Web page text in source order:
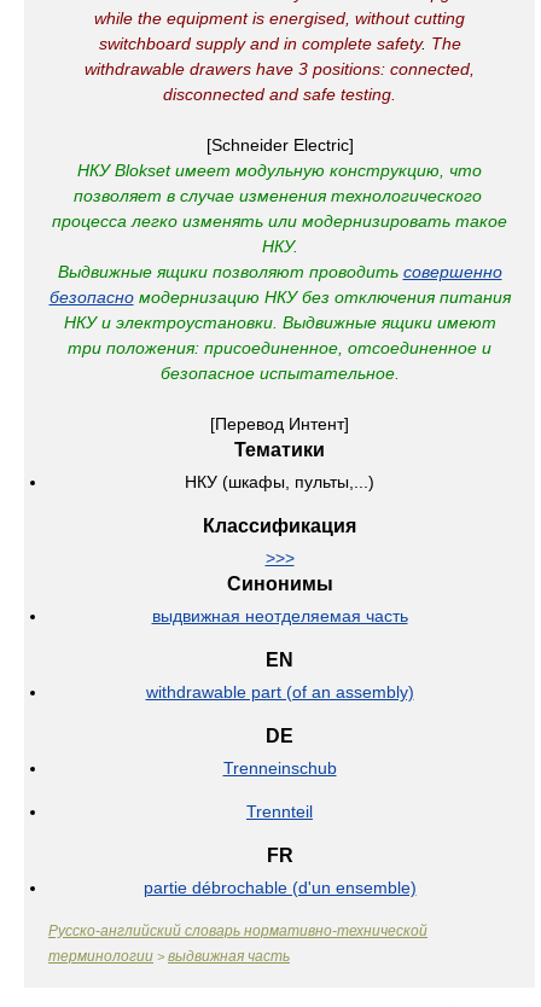
while the equipment is energised, without cutting
switchboard supply and in complete safety. The
withdrawable drawers have 3 positions: connected,
disconnected and safe testing.
[Schneider Electric]
НКУ Blokset имеет модульную конструкцию, что
позволяет в случае изменения технологического
процесса легко изменять или модернизировать такое
НКУ.
Выдвижные ящики позволяют проводить совершенно
безопасно модернизацию НКУ без отключения питания
НКУ и электроустановки. Выдвижные ящики имеют
три положения: присоединенное, отсоединенное и
безопасное испытательное.
[Перевод Интент]
Тематики
НКУ (шкафы, пульты,...)
Классификация
>>>
Синонимы
выдвижная неотделяемая часть
EN
withdrawable part (of an assembly)
DE
Trenneinschub
Trennteil
FR
partie débrochable (d'un ensemble)
Русско-английский словарь нормативно-технической
терминологии > выдвижная часть